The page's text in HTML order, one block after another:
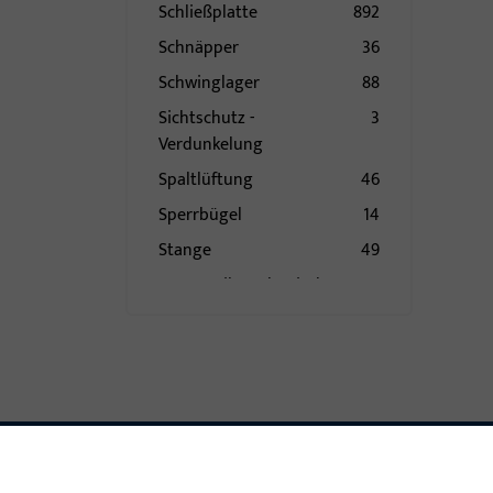
Schließplatte
892
Schnäpper
36
Schwinglager
88
Sichtschutz -
Verdunkelung
3
Spaltlüftung
46
Sperrbügel
14
Stange
49
Steuerteil mechanisch
Türband
84